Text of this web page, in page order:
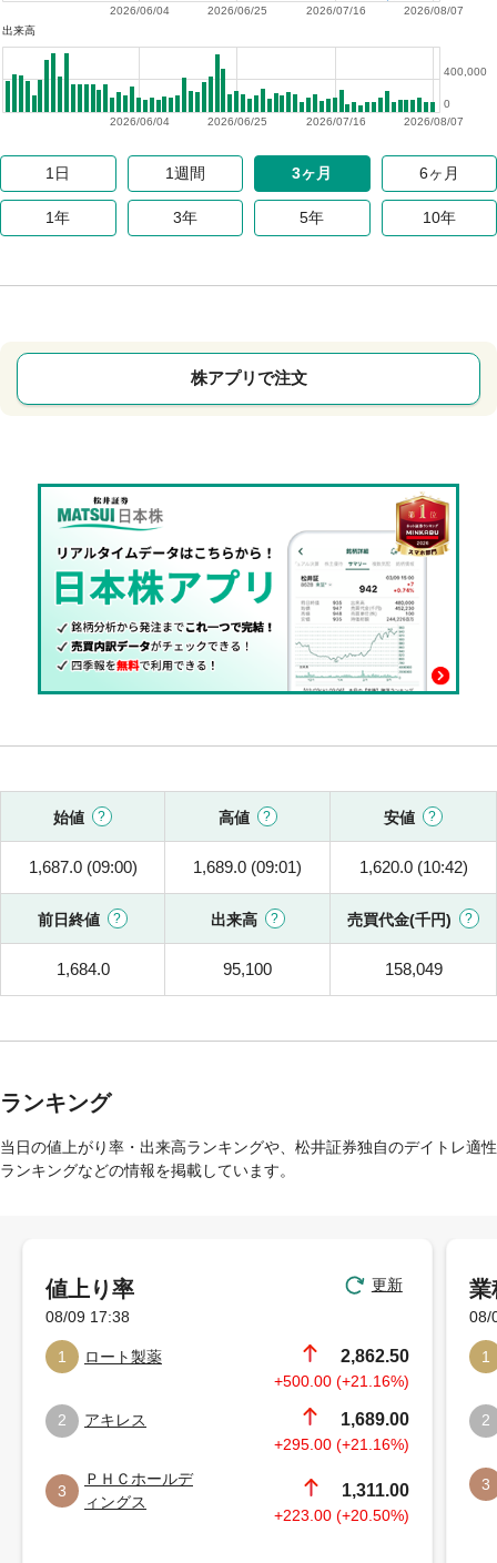
2026/08/07
2026/07/16
2026/06/25
2026/06/04
出来高
2026/08/07
2026/07/16
2026/06/25
2026/06/04
0
400,000
1日 1週間 3ヶ月 6ヶ月
1年 3年 5年 10年
株アプリで注文
始値 高値 安値
1,687.0 (09:00) 1,689.0 (09:01) 1,620.0 (10:42)
前日終値 出来高 売買代金(千円)
1,684.0 95,100 158,049
ランキング
当日の値上がり率・出来高ランキングや、松井証券独自のデイトレ適性
ランキングなどの情報を掲載しています。